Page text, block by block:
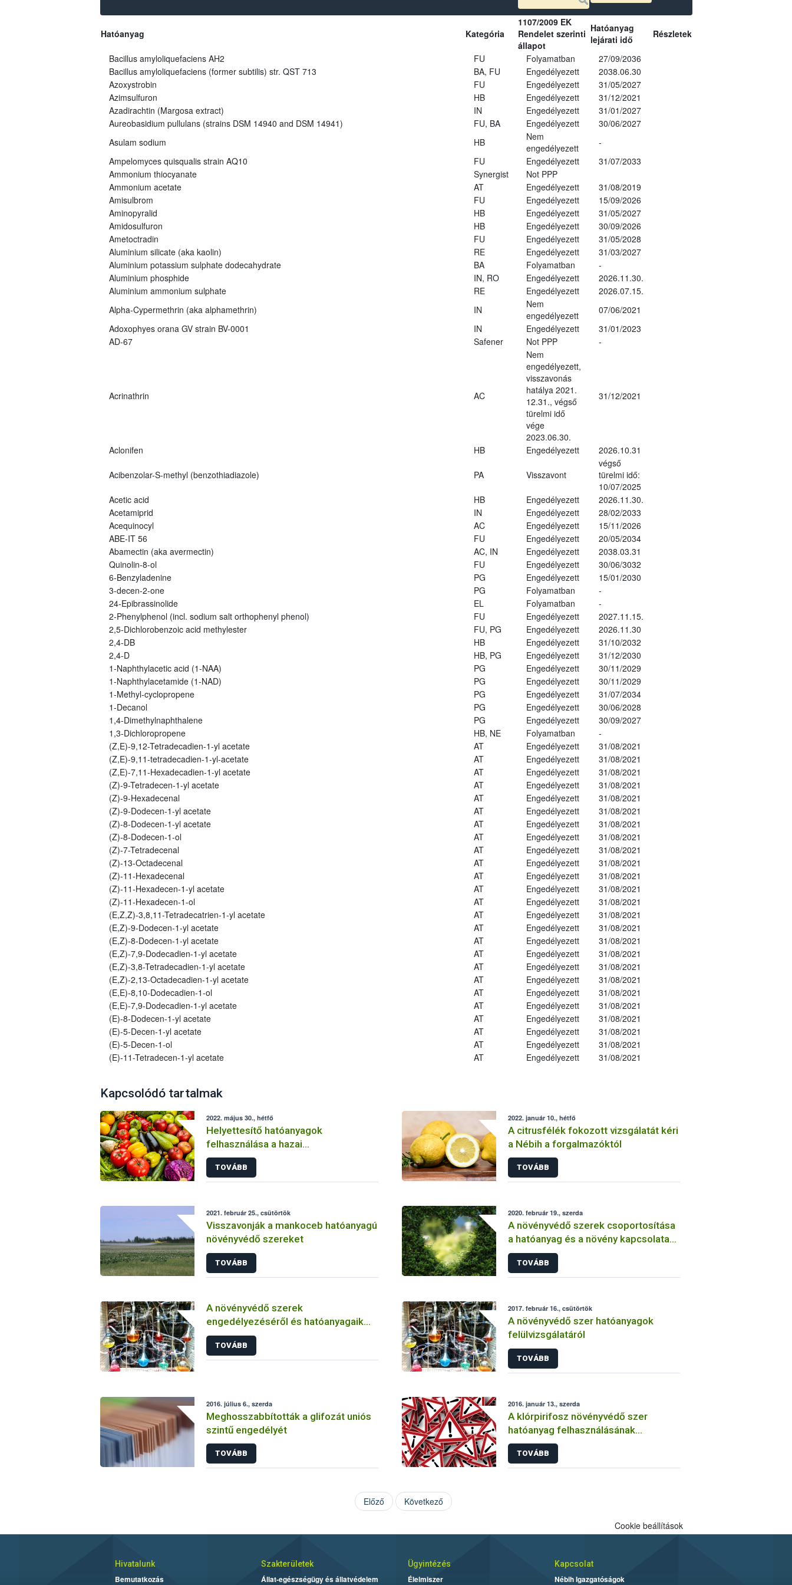
Hatóanyag Kategória
1107/2009 EK
Rendelet szerinti
állapot
Hatóanyag
lejárati idő
Részletek
Bacillus amyloliquefaciens AH2 FU Folyamatban
27/09/2036
Bacillus amyloliquefaciens (former subtilis) str. QST 713
BA, FU Engedélyezett
2038.06.30
Azoxystrobin
FU Engedélyezett
31/05/2027
Azimsulfuron
HB Engedélyezett
31/12/2021
Azadirachtin (Margosa extract)
IN Engedélyezett
31/01/2027
Aureobasidium pullulans (strains DSM 14940 and DSM 14941)
FU, BA Engedélyezett
30/06/2027
Asulam sodium
HB
Nem
engedélyezett
-
Ampelomyces quisqualis strain AQ10
FU Engedélyezett
31/07/2033
Ammonium thiocyanate
Synergist
Not PPP
Ammonium acetate
AT Engedélyezett
31/08/2019
Amisulbrom
FU Engedélyezett
15/09/2026
Aminopyralid
HB Engedélyezett
31/05/2027
Amidosulfuron
HB Engedélyezett
30/09/2026
Ametoctradin
FU Engedélyezett
31/05/2028
Aluminium silicate (aka kaolin)
RE Engedélyezett
31/03/2027
Aluminium potassium sulphate dodecahydrate
BA Folyamatban
-
Aluminium phosphide
IN, RO Engedélyezett
2026.11.30.
Aluminium ammonium sulphate
RE Engedélyezett
2026.07.15.
Alpha-Cypermethrin (aka alphamethrin)
IN
Nem
engedélyezett
07/06/2021
Adoxophyes orana GV strain BV-0001
IN Engedélyezett
31/01/2023
AD-67
Safener Not PPP -
Acrinathrin AC
Nem
engedélyezett,
visszavonás
hatálya 2021.
12.31., végső
türelmi idő
vége
2023.06.30.
31/12/2021
Aclonifen HB Engedélyezett 2026.10.31
Acibenzolar-S-methyl (benzothiadiazole) PA Visszavont
végső
türelmi idő:
10/07/2025
Acetic acid
HB Engedélyezett
2026.11.30.
Acetamiprid
IN Engedélyezett
28/02/2033
Acequinocyl
AC Engedélyezett
15/11/2026
ABE-IT 56
FU Engedélyezett
20/05/2034
Abamectin (aka avermectin)
AC, IN Engedélyezett
2038.03.31
Quinolin-8-ol
FU Engedélyezett
30/06/3032
6-Benzyladenine
PG Engedélyezett
15/01/2030
3-decen-2-one
PG Folyamatban
-
24-Epibrassinolide
EL Folyamatban
-
2-Phenylphenol (incl. sodium salt orthophenyl phenol)
FU Engedélyezett
2027.11.15.
2,5-Dichlorobenzoic acid methylester
FU, PG Engedélyezett
2026.11.30
2,4-DB
HB Engedélyezett
31/10/2032
2,4-D
HB, PG Engedélyezett
31/12/2030
1-Naphthylacetic acid (1-NAA)
PG Engedélyezett
30/11/2029
1-Naphthylacetamide (1-NAD)
PG Engedélyezett
30/11/2029
1-Methyl-cyclopropene
PG Engedélyezett
31/07/2034
1-Decanol
PG Engedélyezett
30/06/2028
1,4-Dimethylnaphthalene
PG Engedélyezett
30/09/2027
1,3-Dichloropropene
HB, NE Folyamatban
-
(Z,E)-9,12-Tetradecadien-1-yl acetate
AT Engedélyezett
31/08/2021
(Z,E)-9,11-tetradecadien-1-yl-acetate
AT Engedélyezett
31/08/2021
(Z,E)-7,11-Hexadecadien-1-yl acetate
AT Engedélyezett
31/08/2021
(Z)-9-Tetradecen-1-yl acetate
AT Engedélyezett
31/08/2021
(Z)-9-Hexadecenal
AT Engedélyezett
31/08/2021
(Z)-9-Dodecen-1-yl acetate
AT Engedélyezett
31/08/2021
(Z)-8-Dodecen-1-yl acetate
AT Engedélyezett
31/08/2021
(Z)-8-Dodecen-1-ol
AT Engedélyezett
31/08/2021
(Z)-7-Tetradecenal
AT Engedélyezett
31/08/2021
(Z)-13-Octadecenal
AT Engedélyezett
31/08/2021
(Z)-11-Hexadecenal
AT Engedélyezett
31/08/2021
(Z)-11-Hexadecen-1-yl acetate
AT Engedélyezett
31/08/2021
(Z)-11-Hexadecen-1-ol
AT Engedélyezett
31/08/2021
(E,Z,Z)-3,8,11-Tetradecatrien-1-yl acetate
AT Engedélyezett
31/08/2021
(E,Z)-9-Dodecen-1-yl acetate
AT Engedélyezett
31/08/2021
(E,Z)-8-Dodecen-1-yl acetate
AT Engedélyezett
31/08/2021
(E,Z)-7,9-Dodecadien-1-yl acetate
AT Engedélyezett
31/08/2021
(E,Z)-3,8-Tetradecadien-1-yl acetate
AT Engedélyezett
31/08/2021
(E,Z)-2,13-Octadecadien-1-yl acetate
AT Engedélyezett
31/08/2021
(E,E)-8,10-Dodecadien-1-ol
AT Engedélyezett
31/08/2021
(E,E)-7,9-Dodecadien-1-yl acetate
AT Engedélyezett
31/08/2021
(E)-8-Dodecen-1-yl acetate
AT Engedélyezett
31/08/2021
(E)-5-Decen-1-yl acetate
AT Engedélyezett
31/08/2021
(E)-5-Decen-1-ol
AT Engedélyezett
31/08/2021
(E)-11-Tetradecen-1-yl acetate
AT Engedélyezett 31/08/2021
Kapcsolódó tartalmak
2022. május 30., hétfő
Helyettesítő hatóanyagok
felhasználása a hazai
növényvédelemben
TOVÁBB
2022. január 10., hétfő
A citrusfélék fokozott vizsgálatát kéri
a Nébih a forgalmazóktól
TOVÁBB
2021. február 25., csütörtök
Visszavonják a mankoceb hatóanyagú
növényvédő szereket
TOVÁBB
2020. február 19., szerda
A növényvédő szerek csoportosítása
a hatóanyag és a növény kapcsolata
szerint
TOVÁBB
A növényvédő szerek
engedélyezéséről és hatóanyagaik
vizsgálatáról
TOVÁBB
2017. február 16., csütörtök
A növényvédő szer hatóanyagok
felülvizsgálatáról
TOVÁBB
2016. július 6., szerda
Meghosszabbították a glifozát uniós
szintű engedélyét
TOVÁBB
2016. január 13., szerda
A klórpirifosz növényvédő szer
hatóanyag felhasználásának
korlátozása
TOVÁBB
Előző Következő
Cookie beállítások
Hivatalunk
Bemutatkozás
Szakterületek
Állat-egészségügy és állatvédelem
Ügyintézés
Élelmiszer
Kapcsolat
Nébih Igazgatóságok